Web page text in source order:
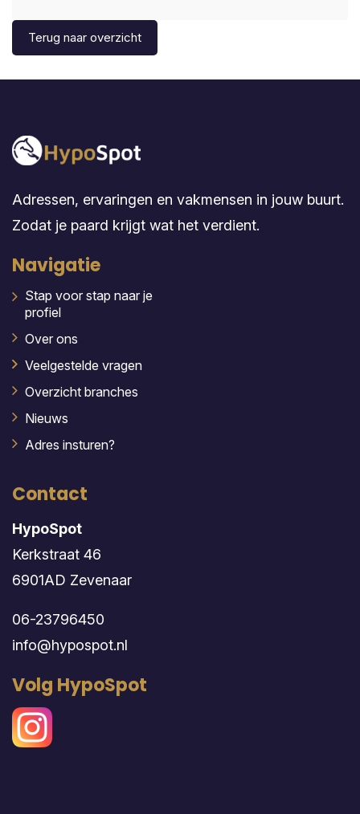
Terug naar overzicht
Adressen, ervaringen en vakmensen in jouw buurt.
Zodat je paard krijgt wat het verdient.
Navigatie
Stap voor stap naar je
profiel
Over ons
Veelgestelde vragen
Overzicht branches
Nieuws
Adres insturen?
Contact
HypoSpot
Kerkstraat 46
6901AD Zevenaar
06-23796450
info@hypospot.nl
Volg HypoSpot